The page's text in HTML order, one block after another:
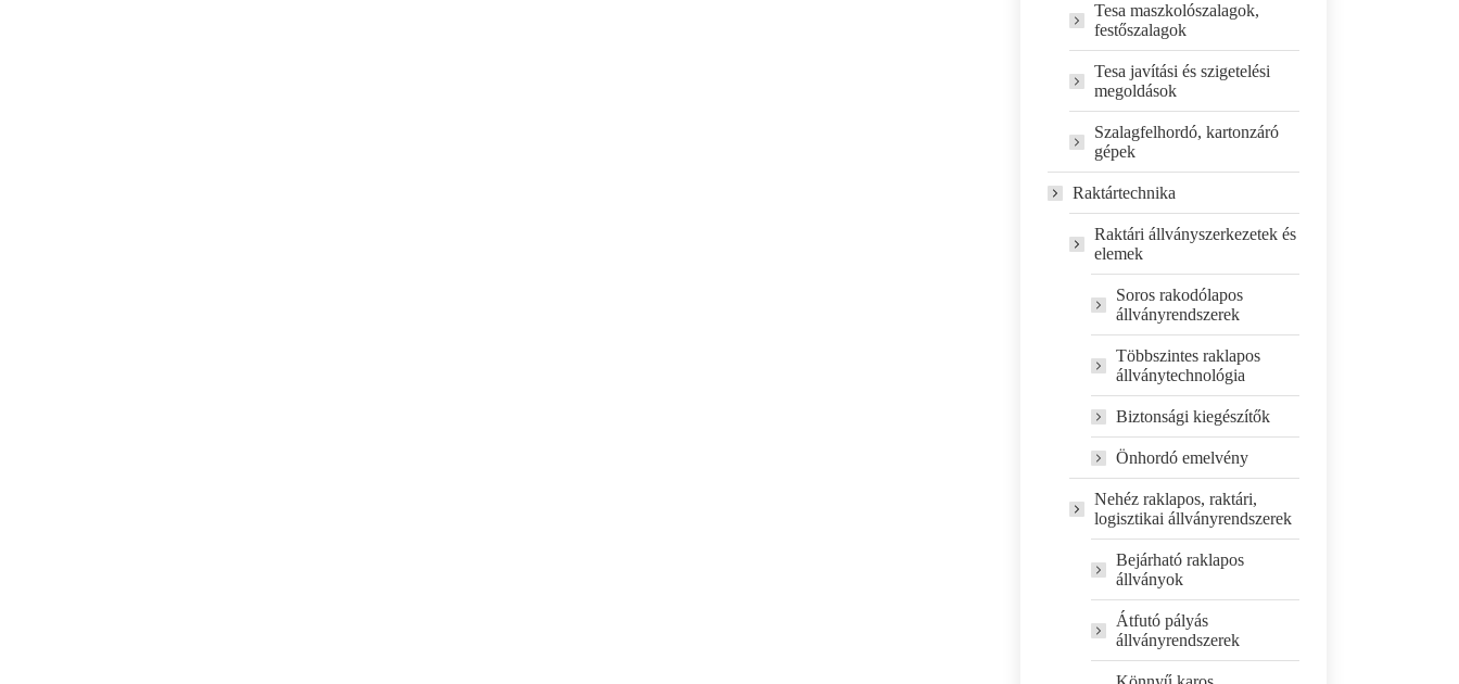
Tesa maszkolószalagok,
festőszalagok
Tesa javítási és szigetelési
megoldások
Szalagfelhordó, kartonzáró
gépek
Raktártechnika
Raktári állványszerkezetek és
elemek
Soros rakodólapos
állványrendszerek
Többszintes raklapos
állványtechnológia
Biztonsági kiegészítők
Önhordó emelvény
Nehéz raklapos, raktári,
logisztikai állványrendszerek
Bejárható raklapos
állványok
Átfutó pályás
állványrendszerek